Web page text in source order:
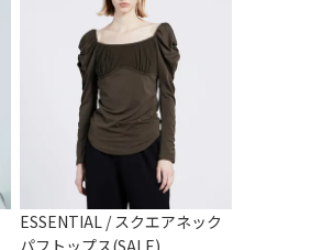
ESSENTIAL / スクエアネック
パフトップス(SALE)